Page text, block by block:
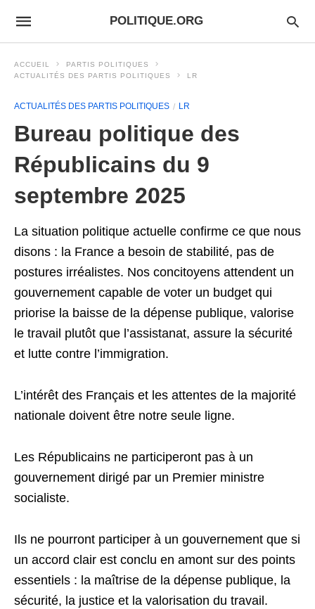
POLITIQUE.ORG
ACCUEIL
PARTIS POLITIQUES
ACTUALITÉS DES PARTIS POLITIQUES
LR
ACTUALITÉS DES PARTIS POLITIQUES LR
Bureau politique des
Républicains du 9
septembre 2025
La situation politique actuelle confirme ce que nous
disons : la France a besoin de stabilité, pas de
postures irréalistes. Nos concitoyens attendent un
gouvernement capable de voter un budget qui
priorise la baisse de la dépense publique, valorise
le travail plutôt que l’assistanat, assure la sécurité
et lutte contre l’immigration.
L’intérêt des Français et les attentes de la majorité
nationale doivent être notre seule ligne.
Les Républicains ne participeront pas à un
gouvernement dirigé par un Premier ministre
socialiste.
Ils ne pourront participer à un gouvernement que si
un accord clair est conclu en amont sur des points
essentiels : la maîtrise de la dépense publique, la
sécurité, la justice et la valorisation du travail.